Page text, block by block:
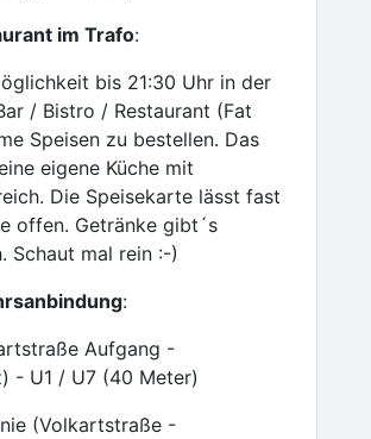
im Trafo:
bis 21:30 Uhr in der
/ Bistro / Restaurant (Fat
Speisen zu bestellen. Das
eigene Küche mit
Die Speisekarte lässt fast
offen. Getränke gibt´s
Schaut mal rein :-)
:
Aufgang -
- U1 / U7 (40 Meter)
(Volkartstraße -